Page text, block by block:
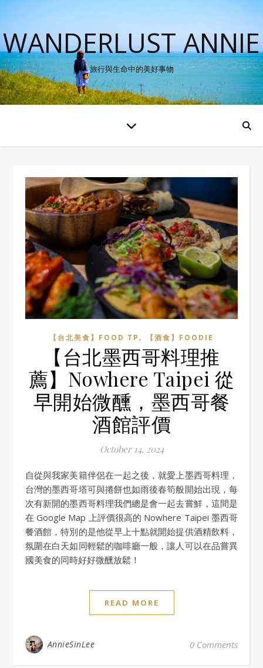
WANDERLUST ANNIE
旅行與生命中的美好事物
【台北美食】FOOD TP , 【酒食】FOODIE
【台北墨西哥料理推
薦】Nowhere Taipei 從
早開始微醺，墨西哥餐
酒館評價
October 14, 2024
自從與我家美籍伴侶在一起之後，就愛上墨西哥料理，
台灣的墨西哥塔可與捲餅也如雨後春筍般開始出現，每
次有新開的墨西哥料理我們總是會一起去嘗鮮，這間是
在 Google Map 上評價很高的 Nowhere Taipei 墨西哥
餐酒館，特別的是他從早上十點就開始提供酒精飲料，
氛圍在白天如同輕鬆的咖啡廳一般，讓人可以在品嘗異
國美食的同時好好微醺放鬆！
READ MORE
AnnieSinLee 0 Comments